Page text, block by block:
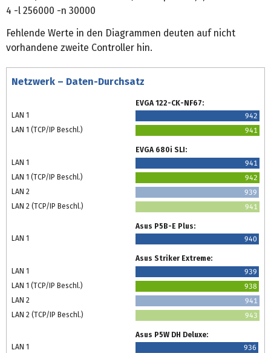
4 -l 256000 -n 30000
Fehlende Werte in den Diagrammen deuten auf nicht
vorhandene zweite Controller hin.
Netzwerk – Daten-Durchsatz
EVGA 122-CK-NF67:
LAN 1
942
LAN 1 (TCP/IP Beschl.)
941
EVGA 680i SLI:
LAN 1
941
LAN 1 (TCP/IP Beschl.)
942
LAN 2
939
LAN 2 (TCP/IP Beschl.)
941
Asus P5B-E Plus:
LAN 1
940
Asus Striker Extreme:
LAN 1
939
LAN 1 (TCP/IP Beschl.)
938
LAN 2
941
LAN 2 (TCP/IP Beschl.)
943
Asus P5W DH Deluxe:
LAN 1
936